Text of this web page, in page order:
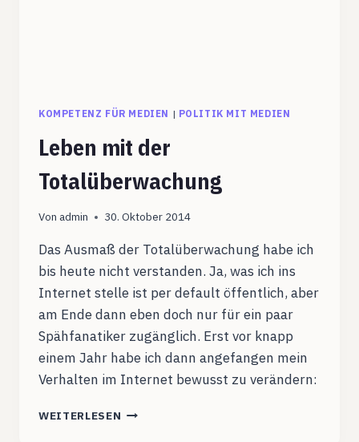
KOMPETENZ FÜR MEDIEN | POLITIK MIT MEDIEN
Leben mit der
Totalüberwachung
Von admin 30. Oktober 2014
Das Ausmaß der Totalüberwachung habe ich
bis heute nicht verstanden. Ja, was ich ins
Internet stelle ist per default öffentlich, aber
am Ende dann eben doch nur für ein paar
Spähfanatiker zugänglich. Erst vor knapp
einem Jahr habe ich dann angefangen mein
Verhalten im Internet bewusst zu verändern:
WEITERLESEN LEBEN